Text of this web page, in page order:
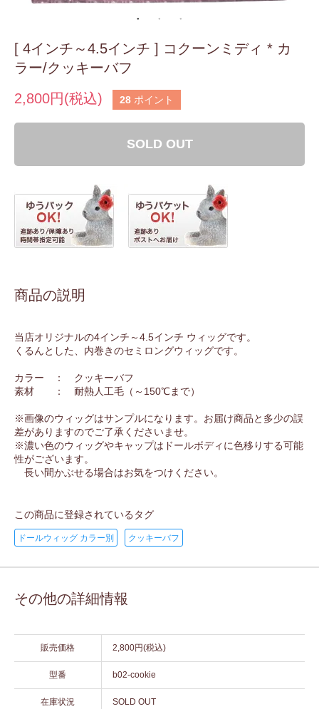
[ 4インチ～4.5インチ ] コクーンミディ * カ
ラー/クッキーバフ
2,800円(税込)
28 ポイント
SOLD OUT
商品の説明
当店オリジナルの4インチ～4.5インチ ウィッグです。
くるんとした、内巻きのセミロングウィッグです。
カラー ： クッキーバフ
素材 ： 耐熱人工毛（～150℃まで）
※画像のウィッグはサンプルになります。お届け商品と多少の誤
差がありますのでご了承くださいませ。
※濃い色のウィッグやキャップはドールボディに色移りする可能
性がございます。
長い間かぶせる場合はお気をつけください。
この商品に登録されているタグ
ドールウィッグ カラー別 クッキーバフ
その他の詳細情報
販売価格 2,800円(税込)
型番 b02-cookie
在庫状況 SOLD OUT